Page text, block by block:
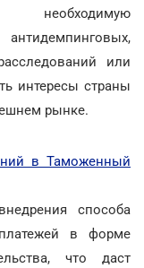
необходимую
или
интересы страны
рынке.
в Таможенный
способа
в форме
что даст